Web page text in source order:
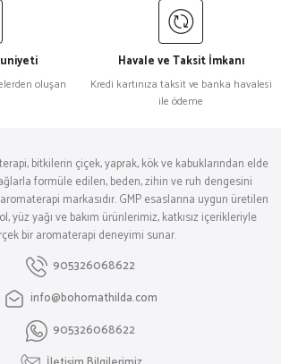
oluşan
Havale ve Taksit İmkanı
Kredi kartınıza taksit ve banka havalesi
ile ödeme
bitkilerin çiçek, yaprak, kök ve kabuklarından elde
formüle edilen, beden, zihin ve ruh dengesini
markasıdır. GMP esaslarına uygun üretilen
yüz yağı ve bakım ürünlerimiz, katkısız içerikleriyle
bir aromaterapi deneyimi sunar.
905326068622
info@bohomathilda.com
905326068622